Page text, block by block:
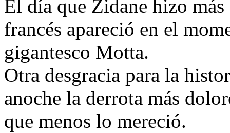
El día que Zidane hizo
francés apareció en el
gigantesco Motta.
Otra desgracia para la
anoche la derrota más
que menos lo mereció.